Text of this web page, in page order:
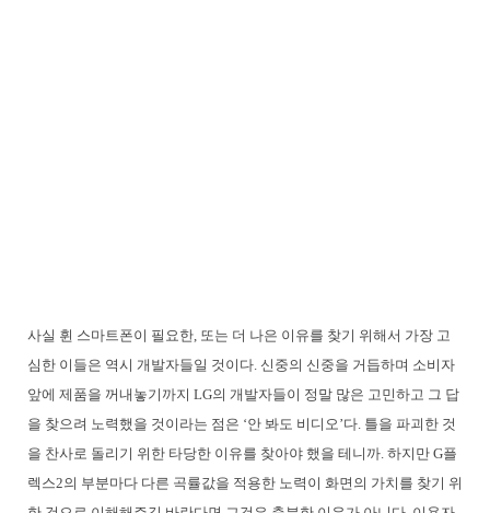
사실 휜 스마트폰이 필요한, 또는 더 나은 이유를 찾기 위해서 가장 고
심한 이들은 역시 개발자들일 것이다. 신중의 신중을 거듭하며 소비자
앞에 제품을 꺼내놓기까지 LG의 개발자들이 정말 많은 고민하고 그 답
을 찾으려 노력했을 것이라는 점은 ‘안 봐도 비디오’다. 틀을 파괴한 것
을 찬사로 돌리기 위한 타당한 이유를 찾아야 했을 테니까. 하지만 G플
렉스2의 부분마다 다른 곡률값을 적용한 노력이 화면의 가치를 찾기 위